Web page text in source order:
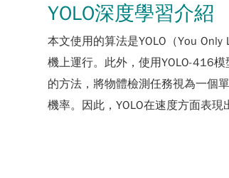
YOLO深度學習介紹
本文使用的算法是YOLO（You
機上運行。此外，使用YOLO-416
的方法，將物體檢測任務視為一個
機率。因此，YOLO在速度方面表現